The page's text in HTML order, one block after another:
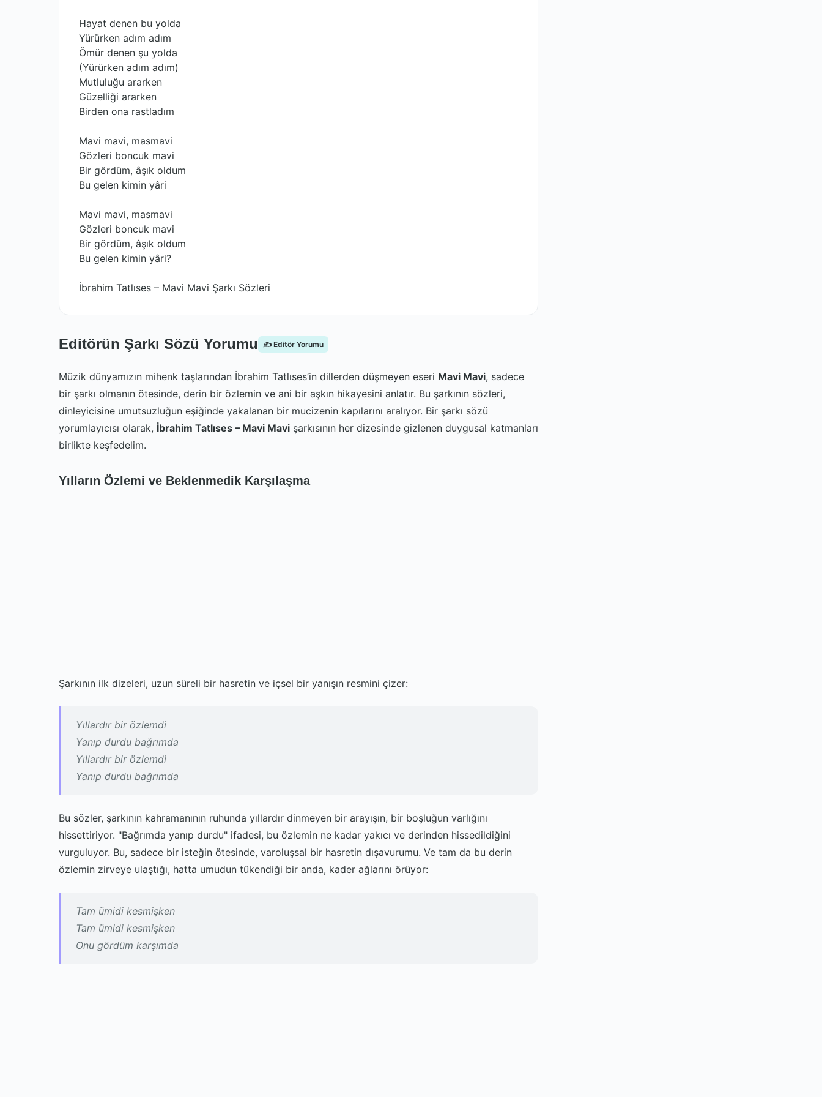
Hayat denen bu yolda
Yürürken adım adım
Ömür denen şu yolda
(Yürürken adım adım)
Mutluluğu ararken
Güzelliği ararken
Birden ona rastladım
Mavi mavi, masmavi
Gözleri boncuk mavi
Bir gördüm, âşık oldum
Bu gelen kimin yâri
Mavi mavi, masmavi
Gözleri boncuk mavi
Bir gördüm, âşık oldum
Bu gelen kimin yâri?
İbrahim Tatlıses – Mavi Mavi Şarkı Sözleri
Editörün Şarkı Sözü Yorumu ✍️ Editör Yorumu
Müzik dünyamızın mihenk taşlarından İbrahim Tatlıses’in dillerden düşmeyen eseri Mavi Mavi, sadece
bir şarkı olmanın ötesinde, derin bir özlemin ve ani bir aşkın hikayesini anlatır. Bu şarkının sözleri,
dinleyicisine umutsuzluğun eşiğinde yakalanan bir mucizenin kapılarını aralıyor. Bir şarkı sözü
yorumlayıcısı olarak, İbrahim Tatlıses – Mavi Mavi şarkısının her dizesinde gizlenen duygusal katmanları
birlikte keşfedelim.
Yılların Özlemi ve Beklenmedik Karşılaşma
Şarkının ilk dizeleri, uzun süreli bir hasretin ve içsel bir yanışın resmini çizer:
Yıllardır bir özlemdi
Yanıp durdu bağrımda
Yıllardır bir özlemdi
Yanıp durdu bağrımda
Bu sözler, şarkının kahramanının ruhunda yıllardır dinmeyen bir arayışın, bir boşluğun varlığını
hissettiriyor. "Bağrımda yanıp durdu" ifadesi, bu özlemin ne kadar yakıcı ve derinden hissedildiğini
vurguluyor. Bu, sadece bir isteğin ötesinde, varoluşsal bir hasretin dışavurumu. Ve tam da bu derin
özlemin zirveye ulaştığı, hatta umudun tükendiği bir anda, kader ağlarını örüyor:
Tam ümidi kesmişken
Tam ümidi kesmişken
Onu gördüm karşımda